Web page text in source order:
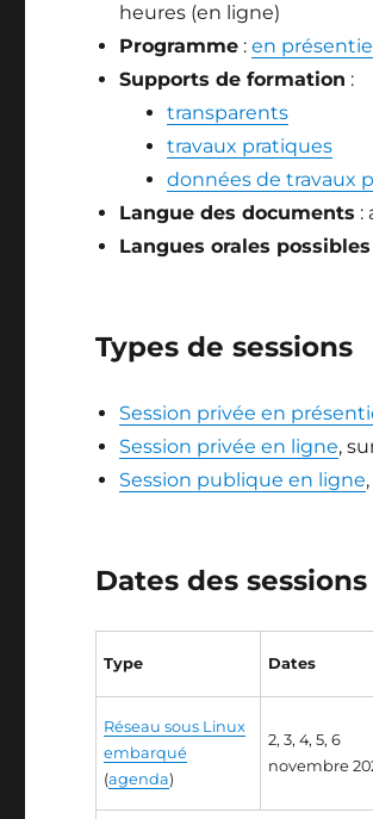
heures (en ligne)
Programme :en
Supports de formation :
transparents
travaux pratiques
données de travaux
Langue des documents :
Langues orales possibles
Types de sessions
Session privée en
Session privée en ligne,
Session publique en ligne
Dates des
Type Dates
Réseau sous Linux
embarqué
(agenda)
2, 3, 4, 5, 6
novembre